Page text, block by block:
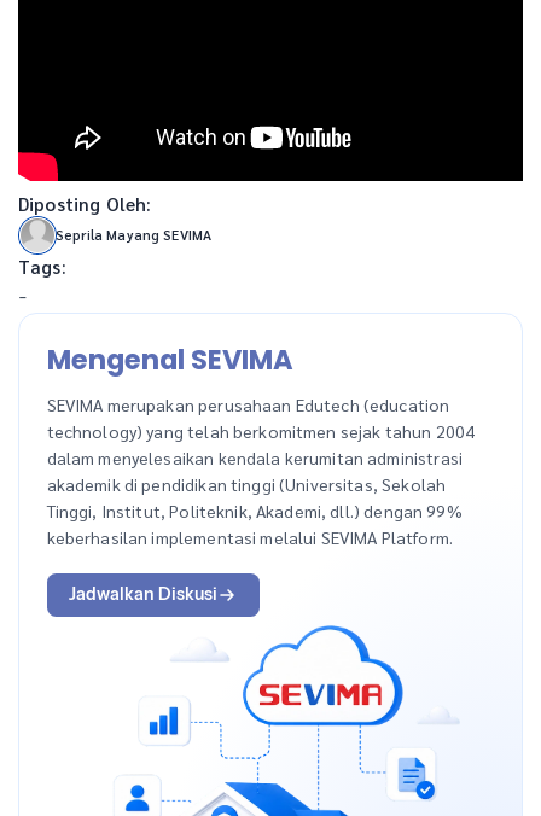
Diposting Oleh:
Seprila Mayang SEVIMA
Tags:
-
Mengenal SEVIMA
SEVIMA merupakan perusahaan Edutech (education
technology) yang telah berkomitmen sejak tahun 2004
dalam menyelesaikan kendala kerumitan administrasi
akademik di pendidikan tinggi (Universitas, Sekolah
Tinggi, Institut, Politeknik, Akademi, dll.) dengan 99%
keberhasilan implementasi melalui SEVIMA Platform.
Jadwalkan Diskusi